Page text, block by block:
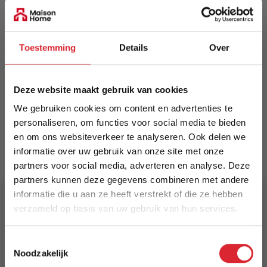
Toestemming Details Over
Deze website maakt gebruik van cookies
We gebruiken cookies om content en advertenties te
personaliseren, om functies voor social media te bieden
en om ons websiteverkeer te analyseren. Ook delen we
informatie over uw gebruik van onze site met onze
partners voor social media, adverteren en analyse. Deze
partners kunnen deze gegevens combineren met andere
informatie die u aan ze heeft verstrekt of die ze hebben
verzameld op basis van uw gebruik van hun services.
Noodzakelijk
EAN
Informeer naar de actuele levertijd
Kleur
2626
Maat
240 x 330 cm
330 cm